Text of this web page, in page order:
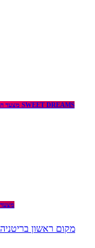
The Rest of מצעד היום (גרסת האלבום) 22 – 4.8.26 – מהדורת SWEET DREAMS
מצעד היום